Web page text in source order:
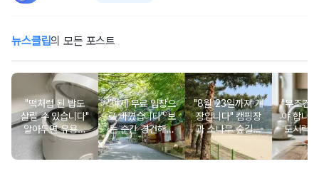
뉴스클립의 모든 포스트
"떡처럼 된 밥도
살릴 수 있습니다"
알아두면 유용한
물 많은 진 밥 살
리는 방법
"이제 무료 입장으
로 바꼈습니다" 보
는 순간 경건해지
고 마음이 편안해
지는 사찰 여행지
"8월 23일까지 개
장입니다" 캠핑장
과 소나무 숲길이
붙어있는 조용한
남해 해수욕장
"무조건
야 합니
도시락
마토 꼭
넣으면